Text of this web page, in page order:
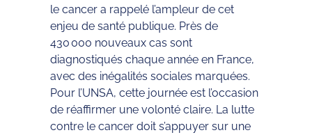
le cancer a rappelé l’ampleur de cet
enjeu de santé publique. Près de
430 000 nouveaux cas sont
diagnostiqués chaque année en France,
avec des inégalités sociales marquées.
Pour l’UNSA, cette journée est l’occasion
de réaffirmer une volonté claire. La lutte
contre le cancer doit s’appuyer sur une